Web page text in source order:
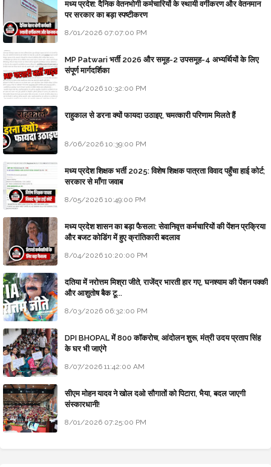
मध्य प्रदेश: दैनिक वेतनभोगी कर्मचारियों के स्थायी वर्गीकरण और वेतनमान
पर सरकार का बड़ा स्पष्टीकरण
8/01/2026 07:07:00 PM
MP Patwari भर्ती 2026 और समूह-2 उपसमूह-4 अभ्यर्थियों के लिए
संपूर्ण मार्गदर्शिका
8/04/2026 10:32:00 PM
राहुकाल से डरना क्यों फायदा उठाइए, चमत्कारी परिणाम मिलते हैं
8/06/2026 10:39:00 PM
मध्य प्रदेश शिक्षक भर्ती 2025: विशेष शिक्षक पात्रता विवाद पहुँचा हाई कोर्ट;
सरकार से माँगा जवाब
8/05/2026 10:49:00 PM
मध्य प्रदेश शासन का बड़ा फैसला: सेवानिवृत्त कर्मचारियों की पेंशन प्रक्रिया
और बजट कोडिंग में हुए क्रांतिकारी बदलाव
8/04/2026 10:20:00 PM
दतिया में नरोत्तम मिश्रा जीते, राजेंद्र भारती हार गए, घनश्याम की पेंशन पक्की
और आशुतोष बैक टू...
8/03/2026 06:32:00 PM
DPI BHOPAL में 800 कॉकरोच, आंदोलन शुरू, मंत्री उदय प्रताप सिंह
के घर भी जाएंगे
8/07/2026 11:42:00 AM
सीएम मोहन यादव ने खोल दओ सौगातों को पिटारा, भैया, बदल जाएगी
संस्कारधानी!
8/01/2026 07:25:00 PM